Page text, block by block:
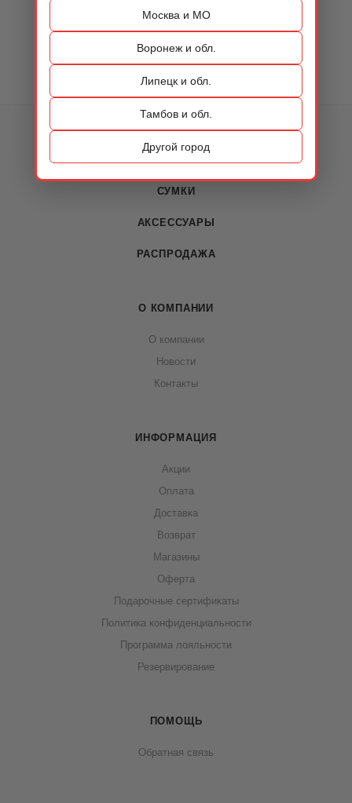
Москва и МО
Воронеж и обл.
Липецк и обл.
Тамбов и обл.
Другой город
КАТАЛОГ
ОБУВЬ
СУМКИ
АКСЕССУАРЫ
РАСПРОДАЖА
О КОМПАНИИ
О компании
Новости
Контакты
ИНФОРМАЦИЯ
Акции
Оплата
Доставка
Возврат
Магазины
Оферта
Подарочные сертификаты
Политика конфиденциальности
Программа лояльности
Резервирование
ПОМОЩЬ
Обратная связь